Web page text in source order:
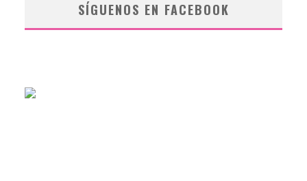
SÍGUENOS EN FACEBOOK